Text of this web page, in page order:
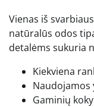
Vienas iš
natūralūs odos
detalėms sukuria
Kiekviena
Naudojamos
Gaminių